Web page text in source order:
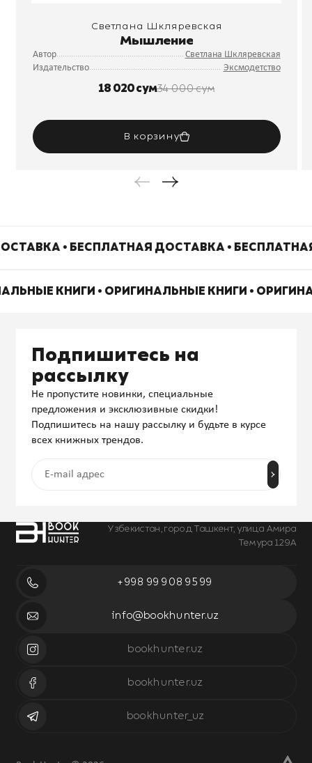
Светлана Шкляревская
Мышление
Автор
Светлана Шкляревская
Издательство
Эксмодетство
18 020 сум34 000 сум
В корзину
• БЕСПЛАТНАЯ ДОСТАВКА •
КНИГИ • ОРИГИНАЛЬНЫЕ КНИГИ •
Узбекистан, город Ташкент, улица Амира
Темура 129А
+998 99 908 95 99
info@bookhunter.uz
bookhunter.uz
bookhunter.uz
bookhunter_uz
Подпишитесь на
рассылку
Не пропустите новинки, специальные
предложения и эксклюзивные скидки!
Подпишитесь на нашу рассылку и будьте в курсе
всех книжных трендов.